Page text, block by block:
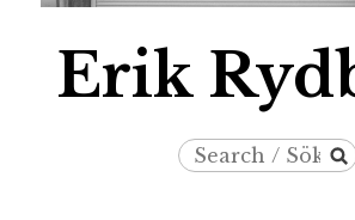
Erik
SearchSearch